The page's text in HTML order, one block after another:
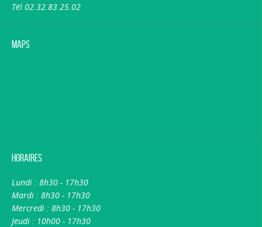
Tél 02.32.83.25.02
Maps
Horaires
Lundi : 8h30 - 17h30
Mardi : 8h30 - 17h30
Mercredi : 8h30 - 17h30
Jeudi : 10h00 - 17h30